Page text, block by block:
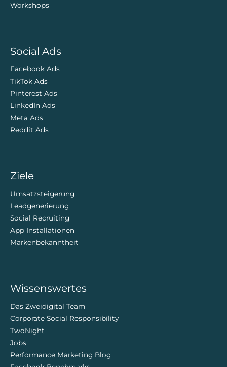
Workshops
Social Ads
Facebook Ads
TikTok Ads
Pinterest Ads
LinkedIn Ads
Meta Ads
Reddit Ads
Ziele
Umsatzsteigerung
Leadgenerierung
Social Recruiting
App Installationen
Markenbekanntheit
Wissenswertes
Das Zweidigital Team
Corporate Social Responsibility
TwoNight
Jobs
Performance Marketing Blog